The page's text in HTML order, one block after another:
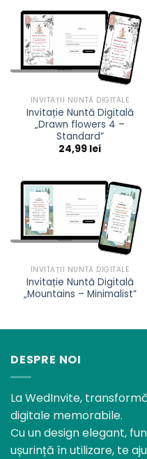
INVITAȚII NUNTĂ DIGITALE
Invitație Nuntă Digitală
„Drawn flowers 4 –
Standard”
24,99 lei
INVITAȚII NUNTĂ DIGITALE
Invitație Nuntă Digitală
„Mountains – Minimalist”
DESPRE NOI
La WedInvite,
digitale memorabile.
Cu un design elegant,
ușurință în utilizare, te